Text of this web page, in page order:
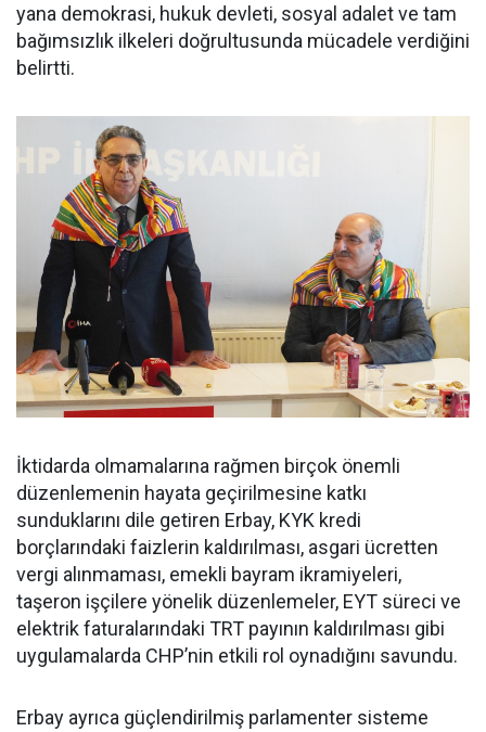
yana demokrasi, hukuk devleti, sosyal adalet ve tam
bağımsızlık ilkeleri doğrultusunda mücadele verdiğini
belirtti.
İktidarda olmamalarına rağmen birçok önemli
düzenlemenin hayata geçirilmesine katkı
sunduklarını dile getiren Erbay, KYK kredi
borçlarındaki faizlerin kaldırılması, asgari ücretten
vergi alınmaması, emekli bayram ikramiyeleri,
taşeron işçilere yönelik düzenlemeler, EYT süreci ve
elektrik faturalarındaki TRT payının kaldırılması gibi
uygulamalarda CHP’nin etkili rol oynadığını savundu.
Erbay ayrıca güçlendirilmiş parlamenter sisteme